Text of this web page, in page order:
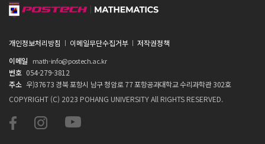
개인정보처리방침 이메일무단수집거부
저작권정책
이메일
math-info@postech.ac.kr
번호 054-279-3812
주소 우)37673 경북 포항시 남구 청암로 77 포항공과대학교 수리과학관 302호
COPYRIGHT (C) 2023 POHANG UNIVERSITY All RIGHTS RESERVED.